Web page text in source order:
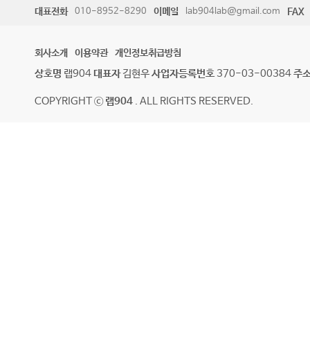
대표전화 010-8952-8290 이메일 lab904lab@gmail.com FAX
회사소개 이용약관 개인정보취급방침
상호명 랩904 대표자김현우사업자등록번호 370-03-00384주
COPYRIGHT ⓒ랩904 . ALL RIGHTS RESERVED.